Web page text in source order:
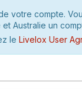
votre compte.
Australie un
le Livelox User